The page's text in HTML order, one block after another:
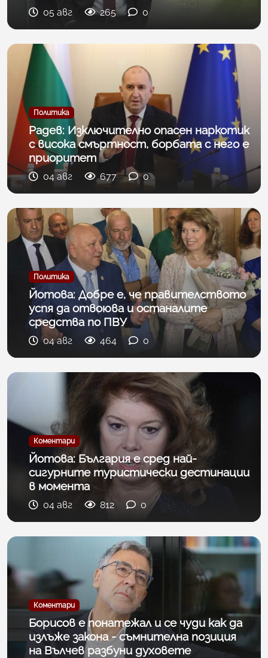
05 авг 265 0
Политика
Радев: Изключително опасен наркотик
с висока смъртност, борбата с него е
приоритет
04 авг 677 0
Политика
Йотова: Добре е, че правителството
успя да отвоюва и останалите
средства по ПВУ
04 авг 464 0
Коментари
Йотова: България е сред най-
сигурните туристически дестинации
в момента
04 авг 812 0
Коментари
Борисов е понатежал и се чуди как да
излъже закона - съмнителна позиция
на Вълчев разбуни духовете